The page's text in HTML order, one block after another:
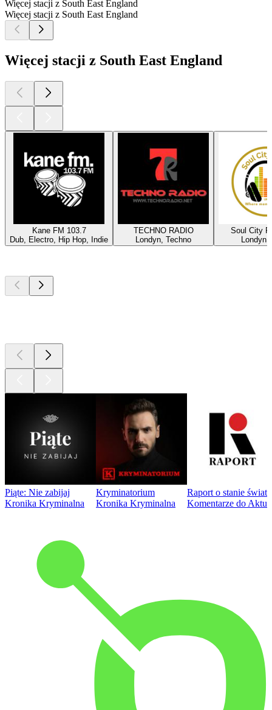
Więcej stacji z South East England
Więcej stacji z South East England
Więcej stacji z South East England
Kane FM 103.7
Dub, Electro, Hip Hop, Indie
TECHNO RADIO
Londyn, Techno
Soul City
Piąte: Nie zabijaj
Kronika Kryminalna
Kryminatorium
Kronika Kryminalna
Raport o stanie
Komentarze do